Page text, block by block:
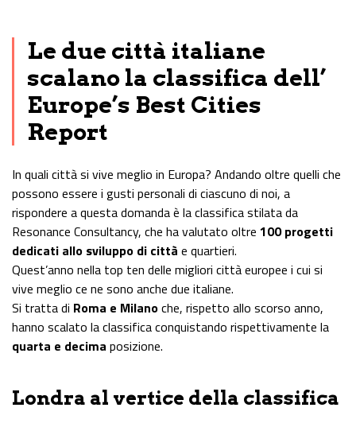
Le due città italiane
scalano la classifica dell’
Europe’s Best Cities
Report
In quali città si vive meglio in Europa? Andando oltre quelli che
possono essere i gusti personali di ciascuno di noi, a
rispondere a questa domanda è la classifica stilata da
Resonance Consultancy, che ha valutato oltre 100 progetti
dedicati allo sviluppo di città e quartieri.
Quest’anno nella top ten delle migliori città europee i cui si
vive meglio ce ne sono anche due italiane.
Si tratta di Roma e Milanoche, rispetto allo scorso anno,
hanno scalato la classifica conquistando rispettivamente la
quarta e decima posizione.
Londra al vertice della classifica